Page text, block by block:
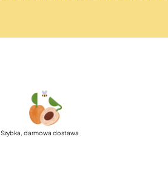
Szybka, darmowa dostawa